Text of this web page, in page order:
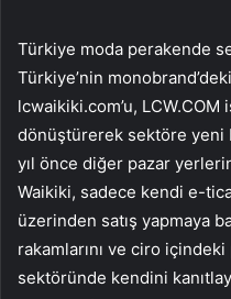
Türkiye moda perakende
Türkiye’nin
lcwaikiki.com’u,
dönüştürerek sektöre yeni
yıl önce diğer pazar
Waikiki, sadece kendi e-
üzerinden satış yapmaya
rakamlarını ve ciro
sektöründe kendini